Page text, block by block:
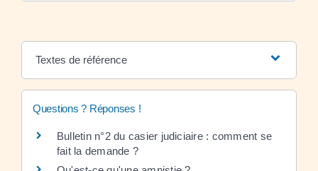
Textes de référence
Questions ? Réponses !
Bulletin n°2 du casier judiciaire : comment se
fait la demande ?